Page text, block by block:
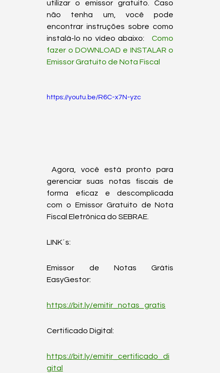
utilizar o emissor gratuito. Caso
não tenha um, você pode
encontrar instruções sobre como
instalá-lo no vídeo abaixo:
Como
fazer o DOWNLOAD e INSTALAR o
Emissor Gratuito de Nota Fiscal
https://youtu.be/R6C-x7N-yzc
Agora, você está pronto para
gerenciar suas notas fiscais de
forma eficaz e descomplicada
com o Emissor Gratuito de Nota
Fiscal Eletrônica do SEBRAE.
LINK´s:
Emissor de Notas Grátis
EasyGestor:
https://bit.ly/emitir_notas_gratis
Certificado Digital:
https://bit.ly/emitir_certificado_di
gital